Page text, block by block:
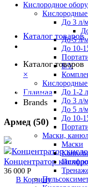
Кислородное
До 3 л/
До 5 л/
До 10-
Б/У
До 1-2
До 3 л/
До 5 л/
До 10-
Маски,
Маски
Канюли
Каталог товаров
Каталог товаров
×
8 800 551 02 33
Главная
Brands
Армед (50)
Концентратор
36 000 Р
В Корзину